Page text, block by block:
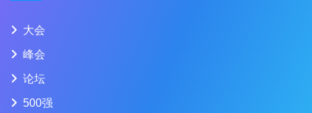
大会
峰会
论坛
500强